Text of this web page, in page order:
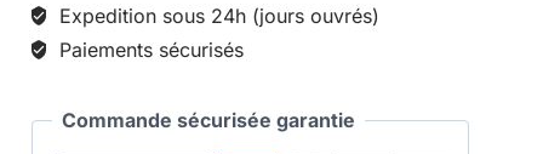
Expedition sous 24h (jours ouvrés)
Paiements sécurisés
Commande sécurisée garantie